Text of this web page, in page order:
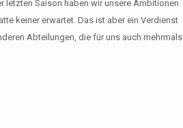
letzten Saison haben wir unsere Ambitionen
keiner erwartet. Das ist aber ein Verdienst
Abteilungen, die für uns auch mehrmals